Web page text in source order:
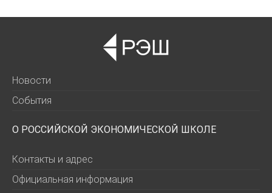
Новости
События
О РОССИЙСКОЙ ЭКОНОМИЧЕСКОЙ ШКОЛЕ
Контакты и адрес
Официальная информация